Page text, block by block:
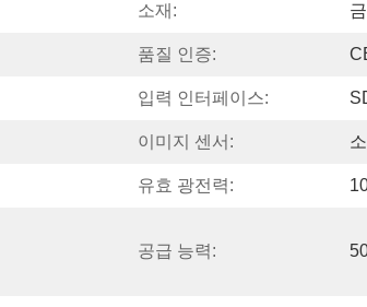
소재:
품질 인증:
입력 인터페이스:
이미지 센서:
유효 광전력:
공급 능력: